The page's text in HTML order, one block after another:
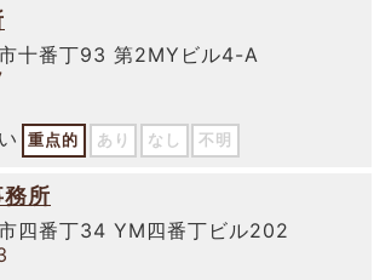
十番丁93 第2MYビル4-A
重点的 あり なし 不明
所
四番丁34 YM四番丁ビル202